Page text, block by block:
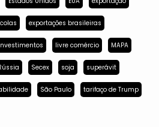
exportações brasileiras
livre comércio MAPA
Secex soja superávit
São Paulo tarifaço de Trump